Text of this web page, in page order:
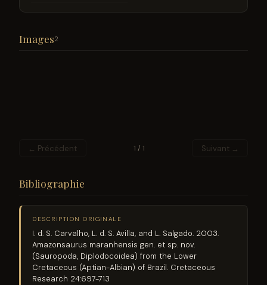
Images2
← Précédent 1 / 1 Suivant →
Bibliographie
DESCRIPTION ORIGINALE
I. d. S. Carvalho, L. d. S. Avilla, and L. Salgado. 2003.
Amazonsaurus maranhensis gen. et sp. nov.
(Sauropoda, Diplodocoidea) from the Lower
Cretaceous (Aptian-Albian) of Brazil. Cretaceous
Research 24:697-713